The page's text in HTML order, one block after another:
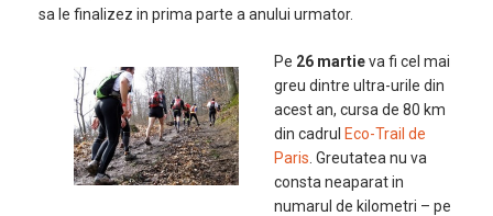
sa le finalizez in prima parte a anului urmator.
Pe 26 martieva fi cel mai
greu dintre ultra-urile din
acest an, cursa de 80 km
din cadrul Eco-Trail de
Paris . Greutatea nu va
consta neaparat in
numarul de kilometri – pe